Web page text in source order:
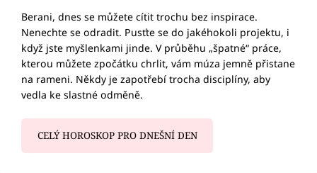
Berani, dnes se můžete cítit trochu bez inspirace.
Nenechte se odradit. Pusťte se do jakéhokoli projektu, i
když jste myšlenkami jinde. V průběhu „špatné“ práce,
kterou můžete zpočátku chrlit, vám múza jemně přistane
na rameni. Někdy je zapotřebí trocha disciplíny, aby
vedla ke slastné odměně.
CELÝ HOROSKOP PRO DNEŠNÍ DEN